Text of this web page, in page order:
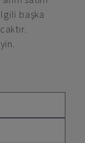
başka